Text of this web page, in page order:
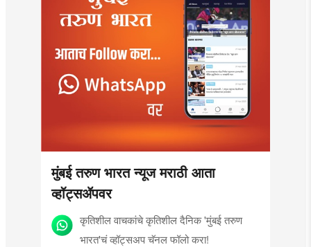
मुंबई तरुण भारत न्यूज मराठी आता
व्हॉट्सॲपवर
कृतिशील वाचकांचे कृतिशील दैनिक 'मुंबई तरुण
भारत'चं व्हॉट्सअप चॅनल फॉलो करा!